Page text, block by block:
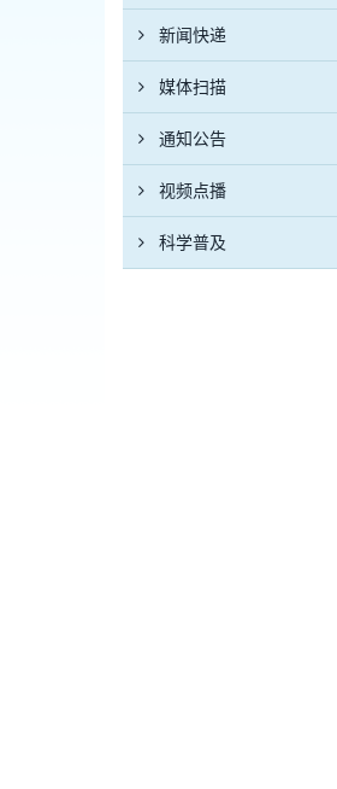
新闻快递
媒体扫描
通知公告
视频点播
科学普及